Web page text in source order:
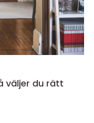
väljer du rätt